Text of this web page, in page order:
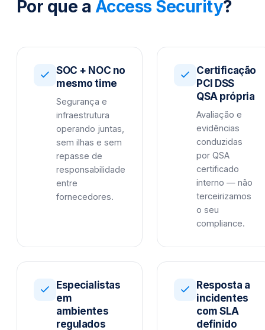
Por que a Access Security?
SOC + NOC no
mesmo time
Segurança e
infraestrutura
operando juntas,
sem ilhas e sem
repasse de
responsabilidade
entre
fornecedores.
Certificação
PCI DSS
QSA própria
Avaliação e
evidências
conduzidas
por QSA
certificado
interno — não
terceirizamos
o seu
compliance.
Especialistas
em
ambientes
regulados
Resposta a
incidentes
com SLA
definido